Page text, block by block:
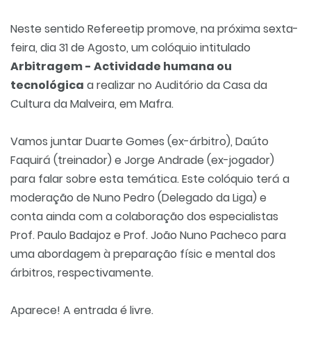
Neste sentido Refereetip promove, na próxima sexta-
feira, dia 31 de Agosto, um colóquio intitulado
Arbitragem - Actividade humana ou
tecnológica a realizar no Auditório da Casa da
Cultura da Malveira, em Mafra.
Vamos juntar Duarte Gomes (ex-árbitro), Daúto
Faquirá (treinador) e Jorge Andrade (ex-jogador)
para falar sobre esta temática. Este colóquio terá a
moderação de Nuno Pedro (Delegado da Liga) e
conta ainda com a colaboração dos especialistas
Prof. Paulo Badajoz e Prof. João Nuno Pacheco para
uma abordagem à preparação físic e mental dos
árbitros, respectivamente.
Aparece! A entrada é livre.